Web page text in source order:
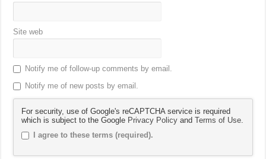
Site web
Notify me of follow-up comments by email.
Notify me of new posts by email.
For security, use of Google's reCAPTCHA service is required
which is subject to the Google Privacy Policy andTerms of Use
I agree to these terms (required).